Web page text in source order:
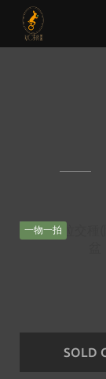
一物一拍
SOLD